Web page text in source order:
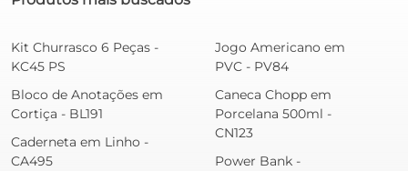
Kit Churrasco 6 Peças -
KC45 PS
Bloco de Anotações em
Cortiça - BL191
Caderneta em Linho -
CA495
Jogo Americano em
PVC - PV84
Caneca Chopp em
Porcelana 500ml -
CN123
Power Bank -